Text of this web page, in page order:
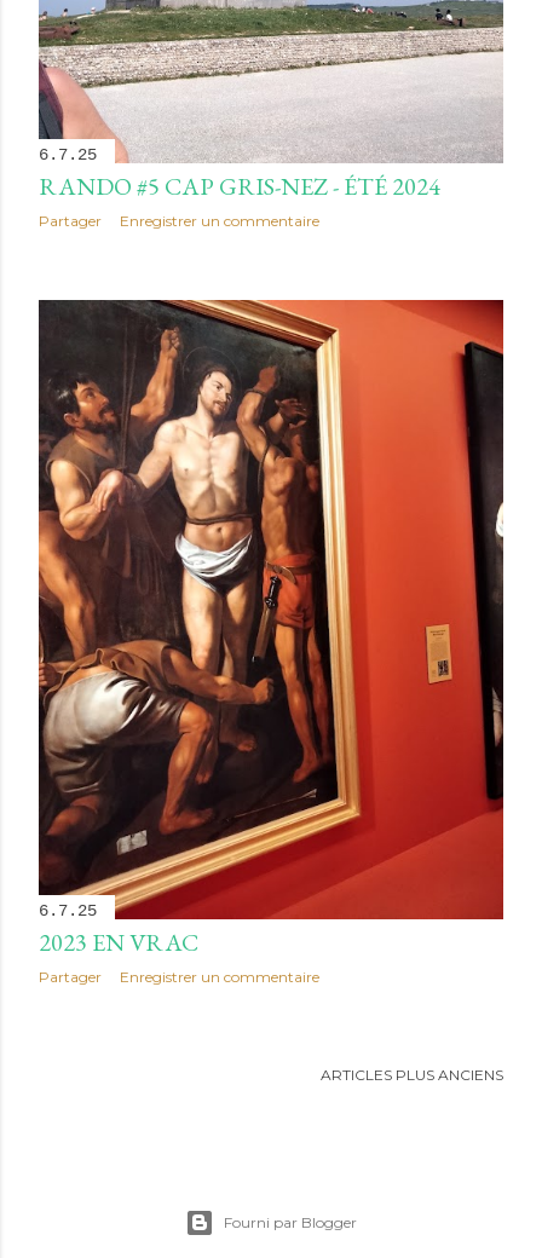
6.7.25
RANDO #5 CAP GRIS-NEZ - ÉTÉ 2024
Partager Enregistrer un commentaire
6.7.25
2023 EN VRAC
Partager Enregistrer un commentaire
ARTICLES PLUS ANCIENS
Fourni par Blogger